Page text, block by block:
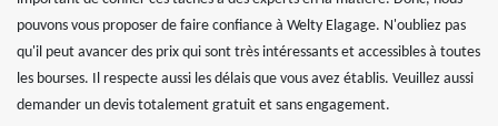
pouvons vous proposer de faire confiance à Welty Elagage. N'oubliez pas
qu'il peut avancer des prix qui sont très intéressants et accessibles à toutes
les bourses. Il respecte aussi les délais que vous avez établis. Veuillez aussi
demander un devis totalement gratuit et sans engagement.